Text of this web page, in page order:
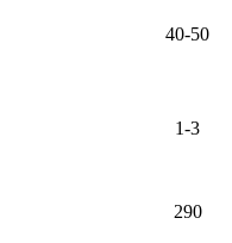
40-50
1-3
290